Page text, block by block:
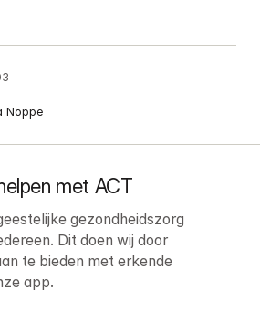
Noppe
met ACT
gezondheidszorg
Dit doen wij door
te bieden met erkende
app.